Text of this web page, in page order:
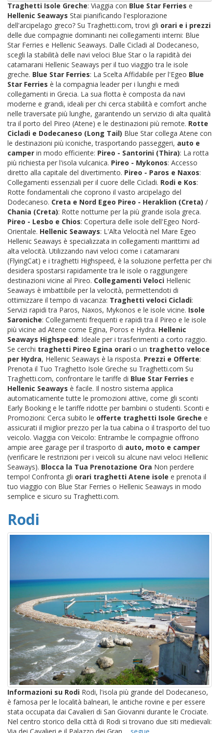
Traghetti Isole Greche: Viaggia con Blue Star Ferries e
Hellenic Seaways Stai pianificando l'esplorazione
dell'arcipelago greco? Su Traghetti.com, trovi gli orari e i prezzi
delle due compagnie dominanti nei collegamenti interni: Blue
Star Ferries e Hellenic Seaways. Dalle Cicladi al Dodecaneso,
scegli la stabilità delle navi veloci Blue Star o la rapidità dei
catamarani Hellenic Seaways per il tuo viaggio tra le isole
greche. Blue Star Ferries: La Scelta Affidabile per l'Egeo Blue
Star Ferries è la compagnia leader per i lunghi e medi
collegamenti in Grecia. La sua flotta è composta da navi
moderne e grandi, ideali per chi cerca stabilità e comfort anche
nelle traversate più lunghe, garantendo un servizio di alta qualità
tra il porto del Pireo (Atene) e le destinazioni più remote. Rotte
Cicladi e Dodecaneso (Long Tail) Blue Star collega Atene con
le destinazioni più iconiche, trasportando passeggeri, auto e
camper in modo efficiente: Pireo - Santorini (Thira): La rotta
più richiesta per l'isola vulcanica. Pireo - Mykonos: Accesso
diretto alla capitale del divertimento. Pireo - Paros e Naxos:
Collegamenti essenziali per il cuore delle Cicladi. Rodi e Kos:
Rotte fondamentali che coprono il vasto arcipelago del
Dodecaneso. Creta e Nord Egeo Pireo - Heraklion (Creta) /
Chania (Creta): Rotte notturne per la più grande isola greca.
Pireo - Lesbo e Chios: Copertura delle isole dell'Egeo Nord-
Orientale. Hellenic Seaways: L'Alta Velocità nel Mare Egeo
Hellenic Seaways è specializzata in collegamenti marittimi ad
alta velocità. Utilizzando navi veloci come i catamarani
(FlyingCat) e i traghetti Highspeed, è la soluzione perfetta per chi
desidera spostarsi rapidamente tra le isole o raggiungere
destinazioni vicine al Pireo. Collegamenti Veloci Hellenic
Seaways è imbattibile per la velocità, permettendoti di
ottimizzare il tempo di vacanza: Traghetti veloci Cicladi:
Servizi rapidi tra Paros, Naxos, Mykonos e le isole vicine. Isole
Saroniche: Collegamenti frequenti e rapidi tra il Pireo e le isole
più vicine ad Atene come Egina, Poros e Hydra. Hellenic
Seaways Highspeed: Ideale per i trasferimenti a corto raggio.
Se cerchi traghetti Pireo Egina orari o un traghetto veloce
per Hydra, Hellenic Seaways è la risposta. Prezzi e Offerte:
Prenota il Tuo Traghetto Isole Greche su Traghetti.com Su
Traghetti.com, confrontare le tariffe di Blue Star Ferries e
Hellenic Seaways è facile. Il nostro sistema applica
automaticamente tutte le promozioni attive, come gli sconti
Early Booking e le tariffe ridotte per bambini o studenti. Sconti e
Promozioni: Cerca subito le offerte traghetti Isole Greche e
assicurati il miglior prezzo per la tua cabina o il trasporto del tuo
veicolo. Viaggia con Veicolo: Entrambe le compagnie offrono
ampie aree garage per il trasporto di auto, moto e camper
(verificare le restrizioni per i veicoli su alcune navi veloci Hellenic
Seaways). Blocca la Tua Prenotazione Ora Non perdere
tempo! Confronta gli orari traghetti Atene isole e prenota il
tuo viaggio con Blue Star Ferries o Hellenic Seaways in modo
semplice e sicuro su Traghetti.com.
Rodi
Informazioni su Rodi Rodi, l'isola più grande del Dodecaneso,
è famosa per le località balneari, le antiche rovine e per essere
stata occupata dai Cavalieri di San Giovanni durante le Crociate.
Nel centro storico della città di Rodi si trovano due siti medievali: